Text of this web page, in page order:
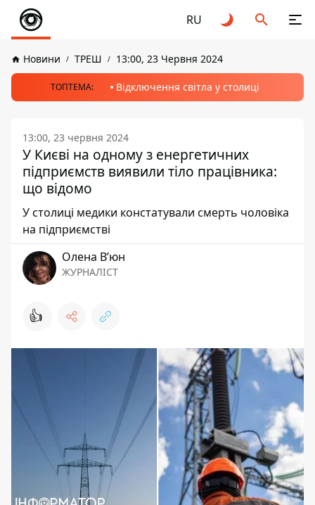
RU
Новини ТРЕШ 13:00, 23 Червня 2024
ТОПТЕМА: Відключення світла у столиці
13:00, 23 червня 2024
У Києві на одному з енергетичних
підприємств виявили тіло працівника:
що відомо
У столиці медики констатували смерть чоловіка
на підприємстві
Олена Вʼюн
ЖУРНАЛІСТ
👍